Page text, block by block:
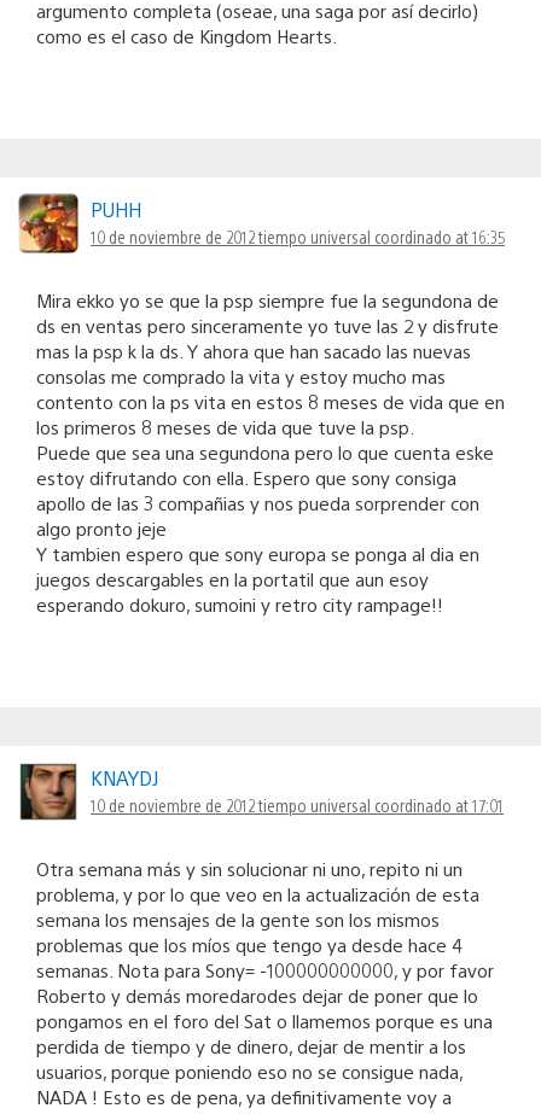
argumento completa (oseae, una saga por así decirlo)
como es el caso de Kingdom Hearts.
PUHH
10 de noviembre de 2012 tiempo universal coordinado at 16:35
Mira ekko yo se que la psp siempre fue la segundona de
ds en ventas pero sinceramente yo tuve las 2 y disfrute
mas la psp k la ds. Y ahora que han sacado las nuevas
consolas me comprado la vita y estoy mucho mas
contento con la ps vita en estos 8 meses de vida que en
los primeros 8 meses de vida que tuve la psp.
Puede que sea una segundona pero lo que cuenta eske
estoy difrutando con ella. Espero que sony consiga
apollo de las 3 compañias y nos pueda sorprender con
algo pronto jeje
Y tambien espero que sony europa se ponga al dia en
juegos descargables en la portatil que aun esoy
esperando dokuro, sumoini y retro city rampage!!
KNAYDJ
10 de noviembre de 2012 tiempo universal coordinado at 17:01
Otra semana más y sin solucionar ni uno, repito ni un
problema, y por lo que veo en la actualización de esta
semana los mensajes de la gente son los mismos
problemas que los míos que tengo ya desde hace 4
semanas. Nota para Sony= -100000000000, y por favor
Roberto y demás moredarodes dejar de poner que lo
pongamos en el foro del Sat o llamemos porque es una
perdida de tiempo y de dinero, dejar de mentir a los
usuarios, porque poniendo eso no se consigue nada,
NADA ! Esto es de pena, ya definitivamente voy a